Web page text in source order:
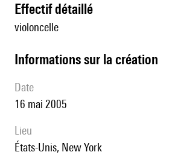
effectif détaillé
violoncelle
informations sur la création
date
16 mai 2005
lieu
États-Unis, New York